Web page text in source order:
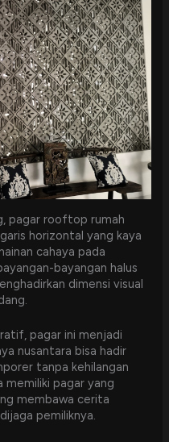
pagar rooftop rumah
horizontal yang kaya
cahaya pada
bayangan halus
dimensi visual
pagar ini menjadi
nusantara bisa hadir
tanpa kehilangan
memiliki pagar yang
membawa cerita
pemiliknya.